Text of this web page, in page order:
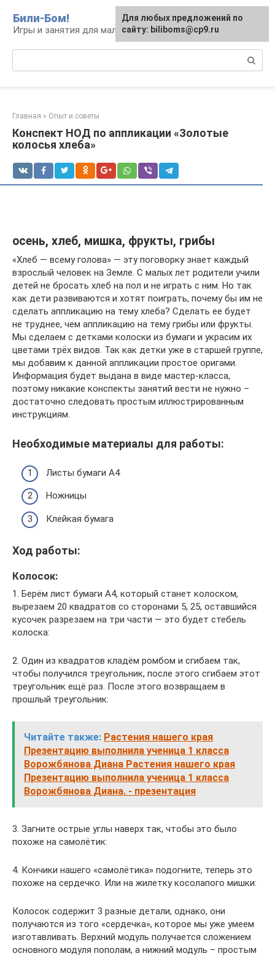
контенту
Били-Бом!
Игры и занятия для малышей и школьников
Главная » Опыт и советы
Конспект НОД по аппликации «Золотые
колосья хлеба»
осень, хлеб, мишка, фрукты, грибы
«Хлеб — всему голова» — эту поговорку знает каждый
взрослый человек на Земле. C малых лет родители учили
детей не бросать хлеб на пол и не играть с ним. Но так
как дети развиваются и хотят поиграть, почему бы им не
сделать аппликацию на тему хлеба? Сделать ее будет
не труднее, чем аппликацию на тему грибы или фрукты.
Мы сделаем с детками колоски из бумаги и украсим их
цветами трёх видов. Так как детки уже в старшей группе,
мы добавим к данной аппликации простое оригами.
Информация будет выдана в виде мастер-класса,
поэтому никакие конспекты занятий вести не нужно –
достаточно следовать простым иллюстрированным
инструкциям.
Необходимые материалы для работы:
Листы бумаги А4
Ножницы
Клейкая бумага
Ход работы:
Колосок:
1. Берём лист бумаги А4, который станет колоском,
вырезаем 20 квадратов со сторонами 5, 25, оставшийся
кусочек разрезаем на три части — это будет стебель
колоска:
2. Один из квадратов кладём ромбом и сгибаем так,
чтобы получился треугольник, после этого сгибаем этот
треугольник ещё раз. После этого возвращаем в
прошлый треугольник:
Читайте также: Растения нашего края
Презентацию выполнила ученица 1 класса
Ворожбянова Диана Растения нашего края
Презентацию выполнила ученица 1 класса
Ворожбянова Диана. - презентация
3. Загните острые углы наверх так, чтобы это было
похоже на самолётик:
4. Кончики нашего «самолётика» подогните, теперь это
похоже на сердечко. Или на жилетку косолапого мишки:
Колосок содержит 3 разные детали, однако, они
получаются из того «сердечка», которое мы уже умеем
изготавливать. Верхний модуль получается сложением
основного модуля пополам, а нижний модуль – простым
Для любых предложений по
сайту: biliboms@cp9.ru